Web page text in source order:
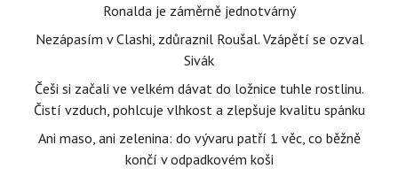
Ronalda je záměrně jednotvárný
Nezápasím v Clashi, zdůraznil Roušal. Vzápětí se ozval
Sivák
Češi si začali ve velkém dávat do ložnice tuhle rostlinu.
Čistí vzduch, pohlcuje vlhkost a zlepšuje kvalitu spánku
Ani maso, ani zelenina: do vývaru patří 1 věc, co běžně
končí v odpadkovém koši